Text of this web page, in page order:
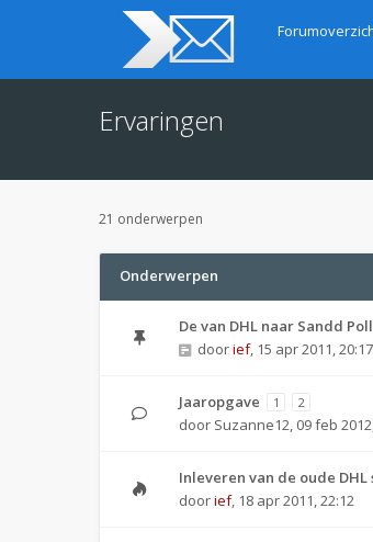
Ervaringen
21 onderwerpen
Onderwerpen
De van DHL naar Sandd Poll
doorief, 15 apr 2011, 20:17
Jaaropgave 1 2
door Suzanne12, 09 feb
Inleveren van de oude DHL
doorief, 18 apr 2011, 22:12